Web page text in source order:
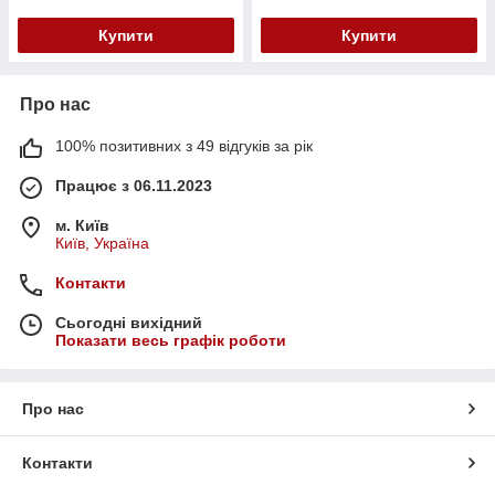
Купити Купити
Про нас
100% позитивних з 49 відгуків за рік
Працює з 06.11.2023
м. Київ
Київ, Україна
Контакти
Сьогодні вихідний
Показати весь графік роботи
Про нас
Контакти